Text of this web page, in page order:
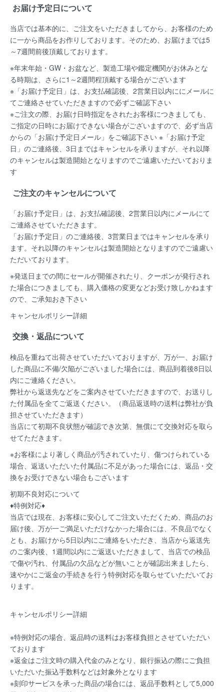
お届け予定日について
当店では基本的に、ご注文をいただきましてから、お客様のため
に一から商品をお作りしております。そのため、お届けまでは5
～7週間前後頂戴しております。
※年末年始・GW・お盆など、製造工場や鑑定機関がお休みとな
る時期は、さらに1～2週間程頂戴する場合がございます
※「お届け予定日」は、お支払確認後、2営業日以内ににメールに
てご連絡させていただきますので必ずご確認下さい
※ご注文の際、お届け日時指定をされたお客様につきましても、
ご指定の日時にお届けできない場合がございますので、必ず当店
からの「お届け予定日メール」をご確認下さい ※「お届け予定
日」のご連絡後、3日まではキャンセルを承りますが、それ以降
のキャンセルは製造開始となりますのでご遠慮いただいておりま
す
ご注文のキャンセルについて
「お届け予定日」は、お支払確認後、 2営業日以内にメールにて
ご連絡させていただきます。
「お届け予定日」のご連絡後、 3営業日まではキャンセルを承り
ます。 それ以降のキャンセルは製造開始となりますのでご遠慮い
ただいております。
※発送日までの間にセールが開催されたり、クーポンが発行され
た場合につきましても、購入価格の変更などお受け致しかねます
ので、ご承知おき下さい
キャンセルポリシー詳細
交換・返品について
検品を重ねて出荷させていただいておりますが、万が一、お届け
した商品に不備/欠陥がございました場合には、 商品到着後8日以
内にご連絡ください。
弊社から返送先などをご案内させていただきますので、お送りし
た付属品を全てご返送ください。（商品返送時の送料は弊社が負
担させていただきます）
当店にて初期不良状態が確認でき次第、無償にて交換対応を取ら
せてただきます。
※お客様により著しく商品が汚されていたり、傷つけられている
場合、返送いただいた付属品に不足があった場合には、返品・交
換をお受けできない場合もございます
初期不良対応について
♦特例対応♦
当店では現在、お客様に安心してご注文いただくため、商品のお
届け後、万が一ご満足いただけなかった場合には、不良品でなく
とも、お届けから5日以内にご連絡をいただき、当店から返送先
のご案内後、1週間以内にご返送いただきまして、当店での検品
で傷や汚れ、付属品の欠品などが無いことが確認出来ましたら、
速やかにご返金の手続きを行う特例対応を取らせていただいてお
ります。
キャンセルポリシー詳細
※特例対応の場合、返品時の送料はお客様負担とさせていただい
ております
※返金はご注文時の購入代金のみとなり、銀行振込の際にご負担
いただいた振込手数料などは対象外となります
※刻印サービスを承った商品の場合には、返品手数料として5,000